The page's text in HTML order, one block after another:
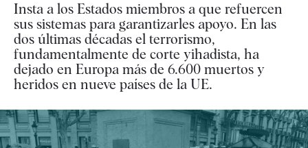
Insta a los Estados miembros a que refuercen
sus sistemas para garantizarles apoyo. En las
dos últimas décadas el terrorismo,
fundamentalmente de corte yihadista, ha
dejado en Europa más de 6.600 muertos y
heridos en nueve países de la UE.